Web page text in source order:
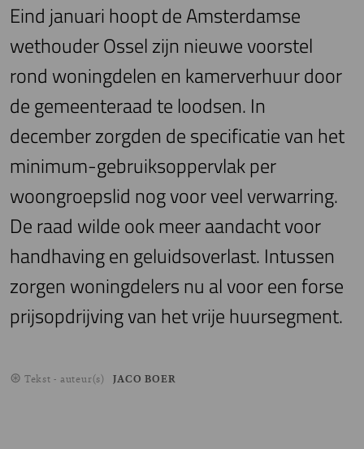
Eind januari hoopt de Amsterdamse
wethouder Ossel zijn nieuwe voorstel
rond woningdelen en kamerverhuur door
de gemeenteraad te loodsen. In
december zorgden de specificatie van het
minimum-gebruiksoppervlak per
woongroepslid nog voor veel verwarring.
De raad wilde ook meer aandacht voor
handhaving en geluidsoverlast. Intussen
zorgen woningdelers nu al voor een forse
prijsopdrijving van het vrije huursegment.
Tekst - auteur(s) JACO BOER